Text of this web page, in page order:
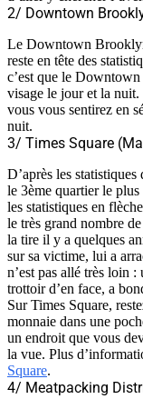
2/ Downtown
Le Downtown
reste en tête des
c’est que le
visage le jour et la nuit.
vous vous sentirez en
nuit.
3/ Times Square
D’après les
le 3ème quartier le
les statistiques en
le très grand nombre
la tire il y a quelques
sur sa victime, lui a
n’est pas allé très loin
trottoir d’en face, a
Sur Times Square,
monnaie dans une
un endroit que vous
la vue. Plus
Square.
4/ Meatpacking